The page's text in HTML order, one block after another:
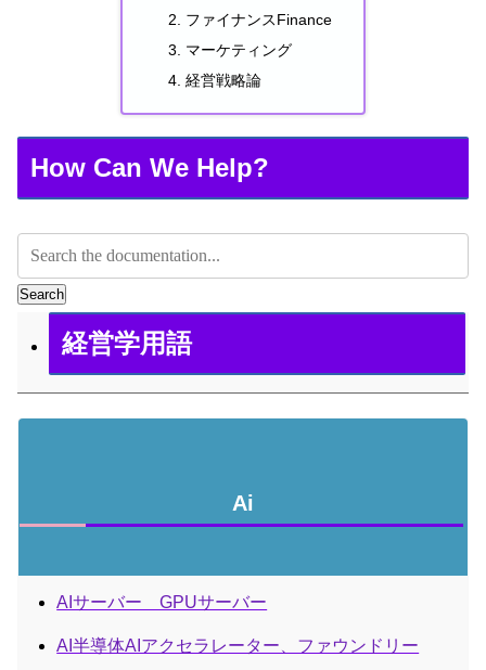
ファイナンスFinance
マーケティング
経営戦略論
How Can We Help?
Search
経営学用語
Ai
AIサーバー GPUサーバー
AI半導体AIアクセラレーター、ファウンドリー